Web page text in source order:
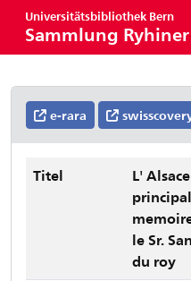
Universitätsbibliothek Bern
Sammlung Ryhiner
e-rara
Titel
L'
le Sr.
du roy